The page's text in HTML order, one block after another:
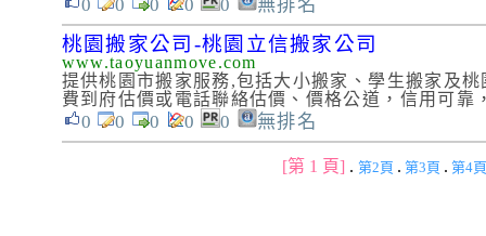
0 0 0 0 0 無排名
桃園搬家公司-桃園立信搬家公司
www.taoyuanmove.com
提供桃園市搬家服務,包括大小搬家、學生搬家及
費到府估價或電話聯絡估價、價格公道，信用可
0 0 0 0 0 無排名
[第 1 頁] . 第2頁 . 第3頁 . 第4